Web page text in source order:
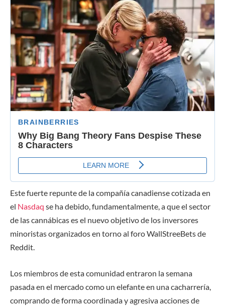
Este fuerte repunte de la compañía canadiense cotizada en
el Nasdaq se ha debido, fundamentalmente, a que el sector
de las cannábicas es el nuevo objetivo de los inversores
minoristas organizados en torno al foro WallStreeBets de
Reddit.
Los miembros de esta comunidad entraron la semana
pasada en el mercado como un elefante en una cacharrería,
comprando de forma coordinada y agresiva acciones de